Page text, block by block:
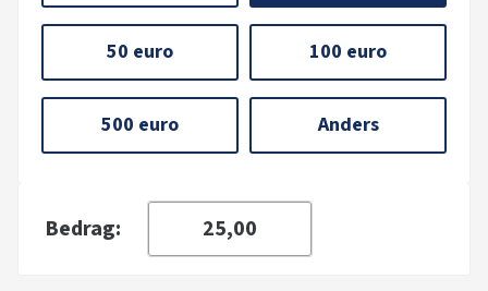
50 euro 100 euro
500 euro Anders
Bedrag: